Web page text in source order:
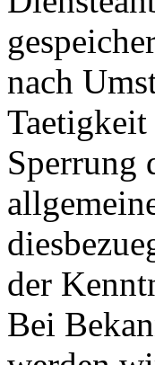
nach
Sperrung
der
Bei